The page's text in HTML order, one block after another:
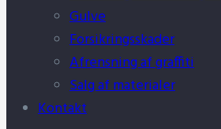
Gulve
Forsikringsskader
Afrensning af graffiti
Salg af materialer
Kontakt